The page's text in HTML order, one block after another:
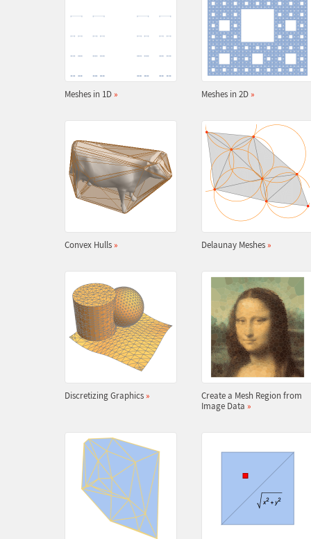
Meshes in 1D » Meshes in 2D »
Convex Hulls » Delaunay Meshes »
Discretizing Graphics »
Create a Mesh Region from
Image Data »